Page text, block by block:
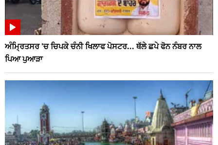
ਅੰਮ੍ਰਿਤਸਰ 'ਚ ਚਿਪਕੇ ਚੰਨੀ ਖਿਲਾਫ ਪੋਸਟਰ... ਥੱਲੇ ਛਪੇ ਫੋਨ ਨੰਬਰ ਨਾਲ
ਪਿਆ ਪੁਆੜਾ